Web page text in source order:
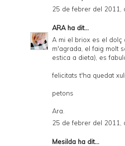
25 de febrer del 2011,
ARAha dit...
A mi el briox es el dolç
m'agrada, el faig molt
estica a dieta), es
felicitats t'ha quedat
petons
Ara.
25 de febrer del 2011,
Mesilda ha dit...